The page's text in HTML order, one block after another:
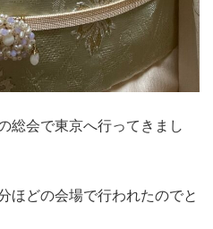
総会で東京へ行ってきまし
ほどの会場で行われたのでと